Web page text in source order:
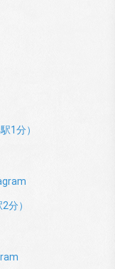
1分）
分）